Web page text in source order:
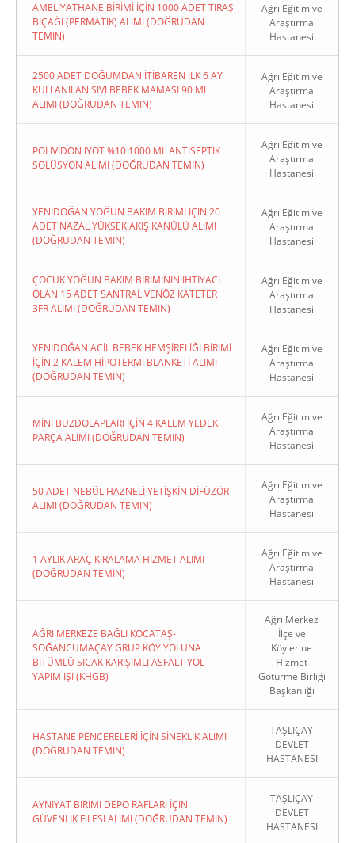
AMELİYATHANE BİRİMİ İÇİN 1000 ADET TIRAŞ
BIÇAĞI (PERMATİK) ALIMI (DOĞRUDAN
TEMIN)
Ağrı Eğitim ve
Araştırma
Hastanesi
2500 ADET DOĞUMDAN İTİBAREN İLK 6 AY
KULLANILAN SIVI BEBEK MAMASI 90 ML
ALIMI (DOĞRUDAN TEMIN)
Ağrı Eğitim ve
Araştırma
Hastanesi
POLİVİDON İYOT %10 1000 ML ANTİSEPTİK
SOLÜSYON ALIMI (DOĞRUDAN TEMIN)
Ağrı Eğitim ve
Araştırma
Hastanesi
YENİDOĞAN YOĞUN BAKIM BİRİMİ İÇİN 20
ADET NAZAL YÜKSEK AKIŞ KANÜLÜ ALIMI
(DOĞRUDAN TEMIN)
Ağrı Eğitim ve
Araştırma
Hastanesi
ÇOCUK YOĞUN BAKIM BİRİMİNİN İHTİYACI
OLAN 15 ADET SANTRAL VENÖZ KATETER
3FR ALIMI (DOĞRUDAN TEMIN)
Ağrı Eğitim ve
Araştırma
Hastanesi
YENİDOĞAN ACİL BEBEK HEMŞİRELİĞİ BİRİMİ
İÇİN 2 KALEM HİPOTERMİ BLANKETİ ALIMI
(DOĞRUDAN TEMIN)
Ağrı Eğitim ve
Araştırma
Hastanesi
MİNİ BUZDOLAPLARI İÇİN 4 KALEM YEDEK
PARÇA ALIMI (DOĞRUDAN TEMIN)
Ağrı Eğitim ve
Araştırma
Hastanesi
50 ADET NEBÜL HAZNELİ YETİŞKİN DİFÜZÖR
ALIMI (DOĞRUDAN TEMIN)
Ağrı Eğitim ve
Araştırma
Hastanesi
1 AYLIK ARAÇ KİRALAMA HİZMET ALIMI
(DOĞRUDAN TEMIN)
Ağrı Eğitim ve
Araştırma
Hastanesi
AĞRI MERKEZE BAĞLI KOCATAŞ-
SOĞANCUMAÇAY GRUP KÖY YOLUNA
BITÜMLÜ SICAK KARIŞIMLI ASFALT YOL
YAPIM IŞI (KHGB)
Ağrı Merkez
İlçe ve
Köylerine
Hizmet
Götürme Birliği
Başkanlığı
HASTANE PENCERELERİ İÇİN SİNEKLİK ALIMI
(DOĞRUDAN TEMIN)
TAŞLIÇAY
DEVLET
HASTANESİ
AYNIYAT BIRIMI DEPO RAFLARI İÇIN
GÜVENLIK FILESI ALIMI (DOĞRUDAN TEMIN)
TAŞLIÇAY
DEVLET
HASTANESİ